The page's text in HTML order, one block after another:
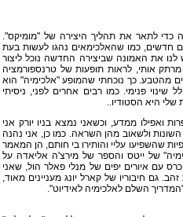
כדי לתאר את תהליך היצירה של "מומיקס".
חדשים, כמו שהאלכימאים נהגו לעשות בעת
את האמונה שביצירה החדשה נוכל ליצור
מרתק אותי, לראות תופעות של טרנספורמציה
מהטבע. כך נוכחתי שהמופע "אלכימיה" הוא
שינוי פנימי. כמו רבים אחרים לפני, ניסיתי
שלי היא הסטודיו..
ואפילו ממדע, וכשאני נמצא בניו יורק אני
ולשאוב מהן השראה. כמו כן, אני נהנה
שהשפיעו עליי והותירו בי חותם, הן המאמר
של ייטס והספר של מירצ'ה אליאדה על
עם איורים יפים של מנלי פאלר הול, שאני
גם חיבוריו של קארל יונג מעניינים מאוד,
השלם לאלכימיה לאידיוט".